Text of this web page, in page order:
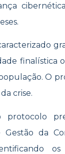
finalística
O
crise.
protocolo
da